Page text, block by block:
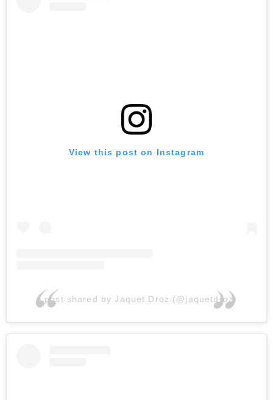
View this post on Instagram
A post shared by Jaquet Droz (@jaquetdroz)